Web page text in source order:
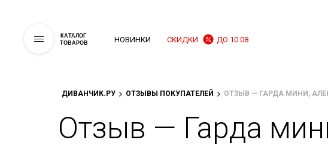
КАТАЛОГ
ТОВАРОВ
НОВИНКИ СКИДКИ ДО 10.08
ДИВАНЧИК.РУ ОТЗЫВЫ ПОКУПАТЕЛЕЙ ОТЗЫВ — ГАРДА МИНИ,
Отзыв — Гарда